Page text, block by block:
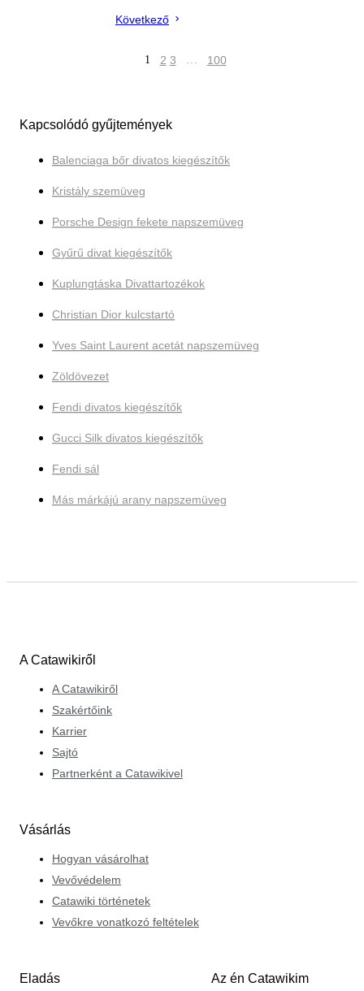
Következő
1 2 3 … 100
Kapcsolódó gyűjtemények
Balenciaga bőr divatos kiegészítők
Kristály szemüveg
Porsche Design fekete napszemüveg
Gyűrű divat kiegészítők
Kuplungtáska Divattartozékok
Christian Dior kulcstartó
Yves Saint Laurent acetát napszemüveg
Zöldövezet
Fendi divatos kiegészítők
Gucci Silk divatos kiegészítők
Fendi sál
Más márkájú arany napszemüveg
A Catawikiről
A Catawikiről
Szakértőink
Karrier
Sajtó
Partnerként a Catawikivel
Vásárlás
Hogyan vásárolhat
Vevővédelem
Catawiki történetek
Vevőkre vonatkozó feltételek
Eladás Az én Catawikim